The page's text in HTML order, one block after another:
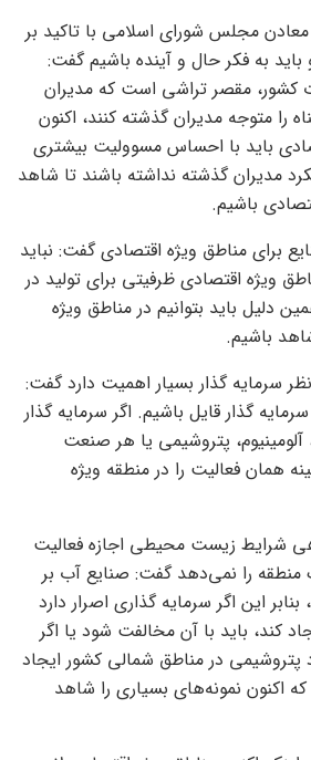
مجلس شورای اسلامی با تاکید بر
به فکر حال و آینده باشیم گفت:
کشور، مقصر تراشی است که مدیران
را متوجه مدیران گذشته کنند، اکنون
باید با احساس مسوولیت بیشتری
مدیران گذشته نداشته باشند تا شاهد
باشیم.
برای مناطق ویژه اقتصادی گفت: نباید
ویژه اقتصادی ظرفیتی برای تولید در
دلیل باید بتوانیم در مناطق ویژه
باشیم.
نظر سرمایه گذار بسیار اهمیت دارد گفت:
گذار قایل باشیم. اگر سرمایه گذار
آلومینیوم، پتروشیمی یا هر صنعت
همان فعالیت را در منطقه ویژه
شرایط زیست محیطی اجازه فعالیت
را نمی‌دهد گفت: صنایع آب بر
بنابر این اگر سرمایه گذاری اصرار دارد
کند، باید با آن مخالفت شود یا اگر
پتروشیمی در مناطق شمالی کشور ایجاد
اکنون نمونه‌های بسیاری را شاهد